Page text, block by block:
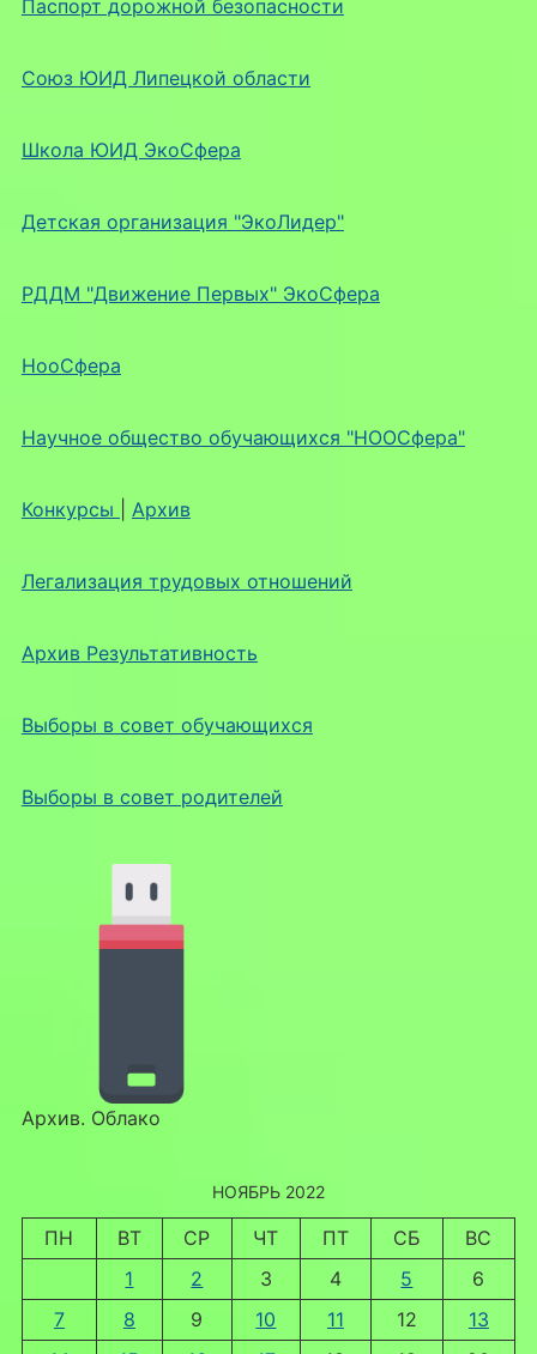
Паспорт дорожной безопасности
Союз ЮИД Липецкой области
Школа ЮИД ЭкоСфера
Детская организация "ЭкоЛидер"
РДДМ "Движение Первых" ЭкоСфера
НооСфера
Научное общество обучающихся "НООСфера"
Конкурсы Архив
Легализация трудовых отношений
Архив Результативность
Выборы в совет обучающихся
Выборы в совет родителей
Архив. Облако
НОЯБРЬ 2022
ПН ВТ СР ЧТ ПТ СБ
ВС
1
2 3 4 5
6
7
8 9 10 11 12
13